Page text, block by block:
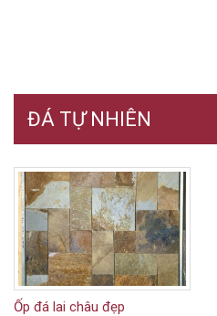
ĐÁ TỰ NHIÊN
Ốp đá lai châu đẹp